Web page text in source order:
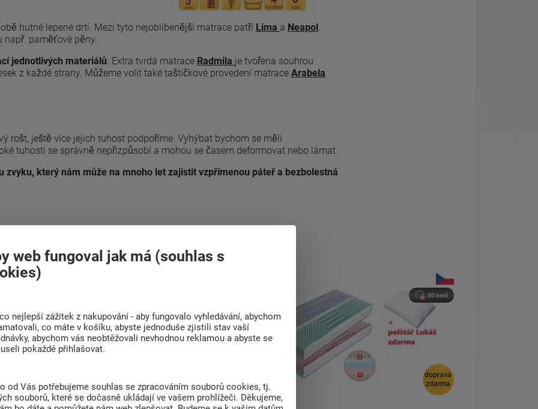
hutné lepené drti. Mezi tyto nejoblíbenější matrace patří Lima a Neapol
paměťové pěny.
jednotlivých materiálů . Extra tvrdá matrace Radmila je tvořena souhrou
z každé strany. Můžeme volit také taštičkové provedení matrace Arabela
rošt, ještě více jejich tuhost podpoříme. Vyhýbat bychom se měli
tuhosti se správně nepřizpůsobí a mohou se časem deformovat nebo lámat.
zvyku, který nám může na mnoho let zajistit vzpřímenou páteř a bezbolestná
doprava
zdarma
30 nocí
web fungoval jak má (souhlas s
nejlepší zážitek z nakupování - aby fungovalo vyhledávání, abychom
co máte v košíku, abyste jednoduše zjistili stav vaší
abychom vás neobtěžovali nevhodnou reklamou a abyste se
pokaždé přihlašovat.
od Vás potřebujeme souhlas se zpracováním souborů cookies, tj.
souborů, které se dočasně ukládají ve vašem prohlížeči. Děkujeme,